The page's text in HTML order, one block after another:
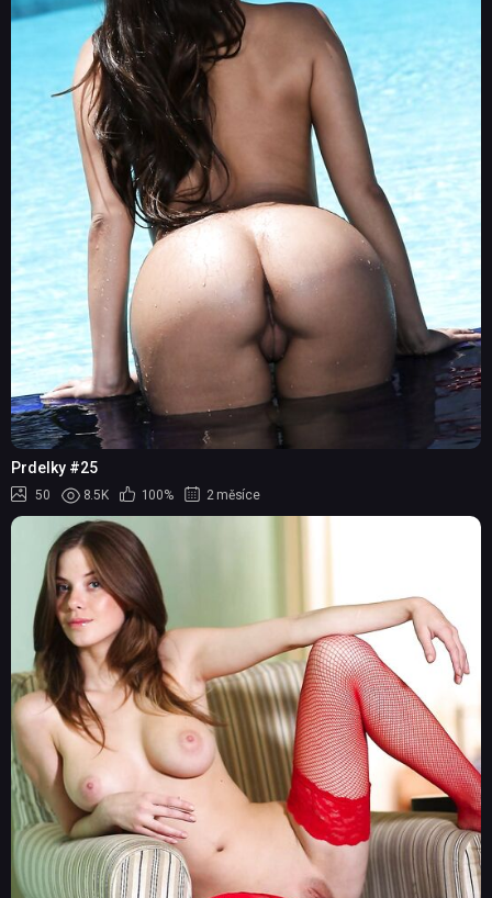
Prdelky #25
50 8.5K 100% 2 měsíce